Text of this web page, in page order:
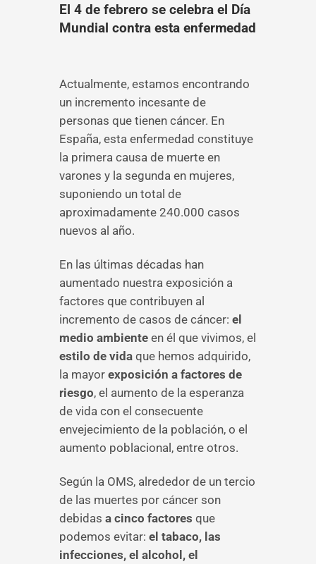
El 4 de febrero se celebra el Día
Mundial contra esta enfermedad
Actualmente, estamos encontrando
un incremento incesante de
personas que tienen cáncer. En
España, esta enfermedad constituye
la primera causa de muerte en
varones y la segunda en mujeres,
suponiendo un total de
aproximadamente 240.000 casos
nuevos al año.
En las últimas décadas han
aumentado nuestra exposición a
factores que contribuyen al
incremento de casos de cáncer: el
medio ambiente en él que vivimos, el
estilo de vida que hemos adquirido,
la mayor exposición a factores de
riesgo, el aumento de la esperanza
de vida con el consecuente
envejecimiento de la población, o el
aumento poblacional, entre otros.
Según la OMS, alrededor de un tercio
de las muertes por cáncer son
debidas a cinco factores que
podemos evitar: el tabaco, las
infecciones, el alcohol, el